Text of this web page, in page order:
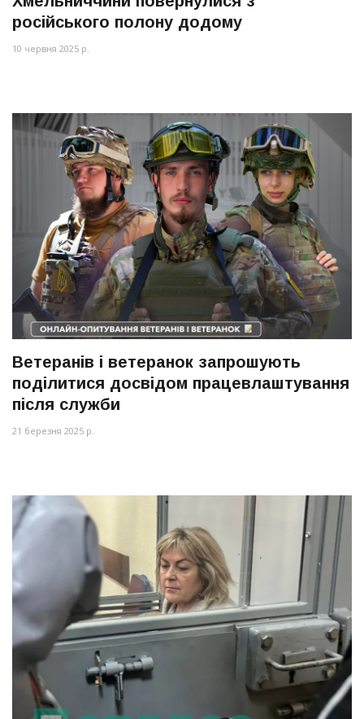
російського полону додому
10 червня 2025 р.
Ветеранів і ветеранок запрошують
поділитися досвідом працевлаштування
після служби
21 березня 2025 р.